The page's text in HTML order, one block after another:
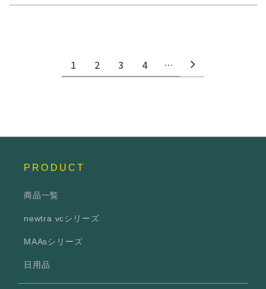
1 2 3 4 …
PRODUCT
商品一覧
newtra vcシリーズ
MAAsシリーズ
日用品